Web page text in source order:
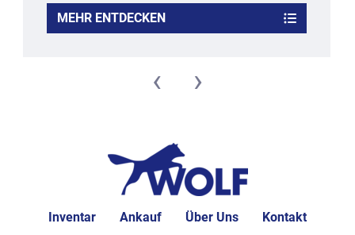
MEHR ENTDECKEN
‹ ›
Inventar Ankauf Über Uns Kontakt